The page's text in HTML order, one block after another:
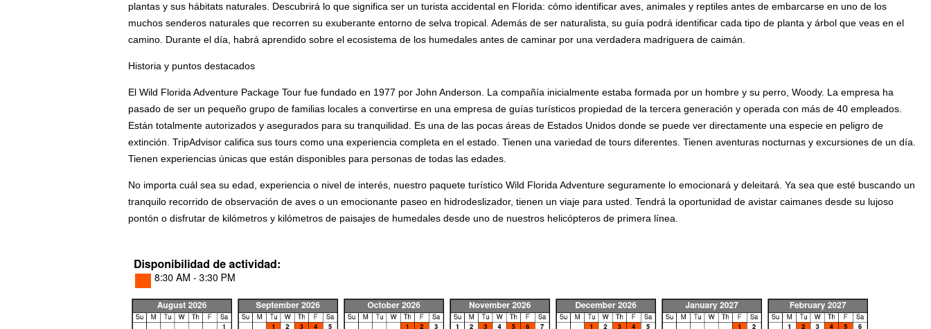
plantas y sus hábitats naturales. Descubrirá lo que significa ser un turista accidental en Florida: cómo identificar aves, animales y reptiles antes de embarcarse en uno de los
muchos senderos naturales que recorren su exuberante entorno de selva tropical. Además de ser naturalista, su guía podrá identificar cada tipo de planta y árbol que veas en el
camino. Durante el día, habrá aprendido sobre el ecosistema de los humedales antes de caminar por una verdadera madriguera de caimán.
Historia y puntos destacados
El Wild Florida Adventure Package Tour fue fundado en 1977 por John Anderson. La compañía inicialmente estaba formada por un hombre y su perro, Woody. La empresa ha
pasado de ser un pequeño grupo de familias locales a convertirse en una empresa de guías turísticos propiedad de la tercera generación y operada con más de 40 empleados.
Están totalmente autorizados y asegurados para su tranquilidad. Es una de las pocas áreas de Estados Unidos donde se puede ver directamente una especie en peligro de
extinción. TripAdvisor califica sus tours como una experiencia completa en el estado. Tienen una variedad de tours diferentes. Tienen aventuras nocturnas y excursiones de un día.
Tienen experiencias únicas que están disponibles para personas de todas las edades.
No importa cuál sea su edad, experiencia o nivel de interés, nuestro paquete turístico Wild Florida Adventure seguramente lo emocionará y deleitará. Ya sea que esté buscando un
tranquilo recorrido de observación de aves o un emocionante paseo en hidrodeslizador, tienen un viaje para usted. Tendrá la oportunidad de avistar caimanes desde su lujoso
pontón o disfrutar de kilómetros y kilómetros de paisajes de humedales desde uno de nuestros helicópteros de primera línea.